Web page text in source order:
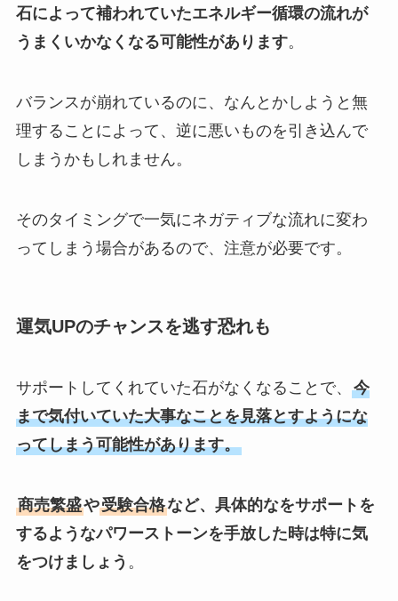
石によって補われていたエネルギー循環の流れが
うまくいかなくなる可能性があります。
バランスが崩れているのに、なんとかしようと無
理することによって、逆に悪いものを引き込んで
しまうかもしれません。
そのタイミングで一気にネガティブな流れに変わ
ってしまう場合があるので、注意が必要です。
運気UPのチャンスを逃す恐れも
サポートしてくれていた石がなくなることで、 今
まで気付いていた大事なことを見落とすようにな
ってしまう可能性があります。
商売繁盛や受験合格など、具体的なをサポートを
するようなパワーストーンを手放した時は特に気
をつけましょう 。